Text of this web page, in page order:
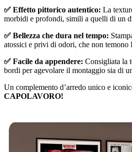
✅ Effetto pittorico autentico: La
morbidi e profondi, simili a quelli di un
✅ Bellezza che dura nel tempo:
atossici e privi di odori, che non temono
✅ Facile da appendere: Consigliata la
bordi per agevolare il montaggio sia di
Un complemento d’arredo unico e
CAPOLAVORO!